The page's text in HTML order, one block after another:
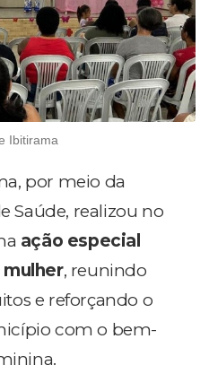
Ibitirama
, por meio da
Saúde, realizou no
ação especial
mulher, reunindo
e reforçando o
com o bem-